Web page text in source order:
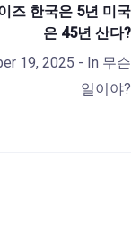
즈 한국은 5년 미국
은 45년 산다?
19, 2025 - In 무슨
일이야?